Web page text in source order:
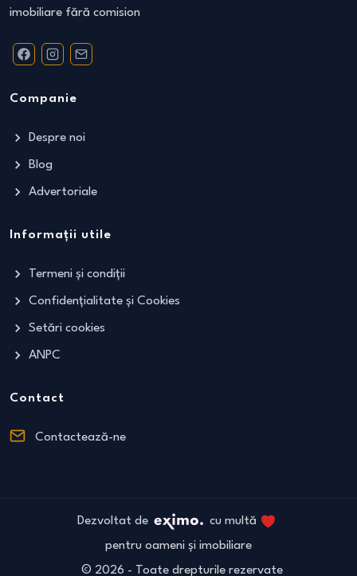
imobiliare fără comision
Companie
Despre noi
Blog
Advertoriale
Informații utile
Termeni și condiții
Confidențialitate și Cookies
Setări cookies
ANPC
Contact
Contactează-ne
Dezvoltat de
cu multă
pentru oameni și imobiliare
© 2026 - Toate drepturile rezervate